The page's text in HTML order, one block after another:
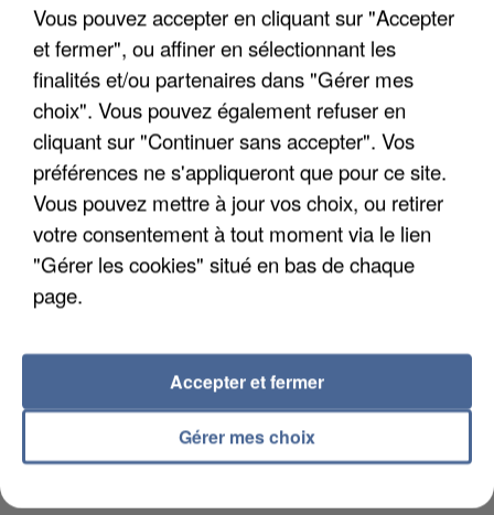
COULÉE DE BOUE EN HAUTE-SAVOIE
LES DONNÉES DE 300 000 CLIENTS DÉROBÉES À
INTERMARCHÉ APRÈS UNE...
Vous pouvez accepter en cliquant sur "Accepter
et fermer", ou affiner en sélectionnant les
finalités et/ou partenaires dans "Gérer mes
choix". Vous pouvez également refuser en
cliquant sur "Continuer sans accepter". Vos
préférences ne s'appliqueront que pour ce site.
Vous pouvez mettre à jour vos choix, ou retirer
votre consentement à tout moment via le lien
"Gérer les cookies" situé en bas de chaque
page.
Gérer mes choix
Accepter et fermer